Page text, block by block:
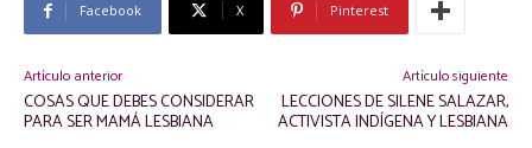
Facebook X Pinterest
Artículo anterior
COSAS QUE DEBES CONSIDERAR
PARA SER MAMÁ LESBIANA
Artículo siguiente
LECCIONES DE SILENE SALAZAR,
ACTIVISTA INDÍGENA Y LESBIANA